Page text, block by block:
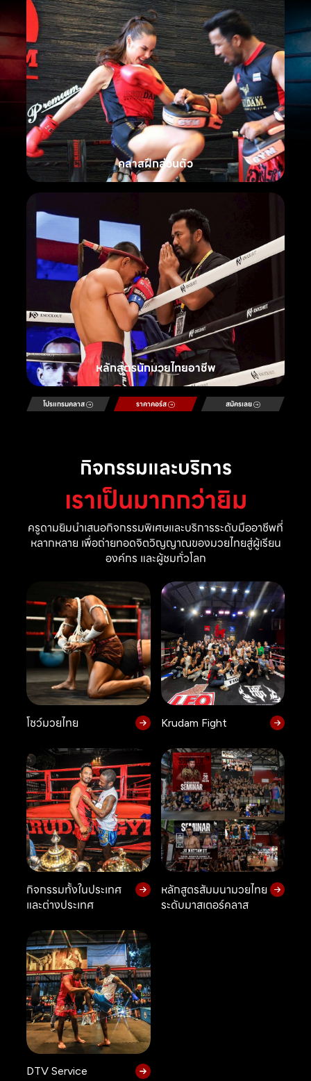
คลาสฝึกส่วนตัว
หลักสูตรนักมวยไทยอาชีพ
โปรแกรมคลาส ราคาคอร์ส สมัครเลย
กิจกรรมและบริการ
เราเป็นมากกว่ายิม
ครูดามยิมนำเสนอกิจกรรมพิเศษและบริการระดับมืออาชีพที่
หลากหลาย เพื่อถ่ายทอดจิตวิญญาณของมวยไทยสู่ผู้เรียน
องค์กร และผู้ชมทั่วโลก
โชว์มวยไทย Krudam Fight
กิจกรรมทั้งในประเทศ
และต่างประเทศ
หลักสูตรสัมมนามวยไทย
ระดับมาสเตอร์คลาส
DTV Service